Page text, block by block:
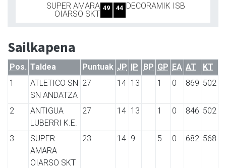
SUPER AMARA
OIARSO SKT
49 44 DECORAMIK ISB
Sailkapena
Pos. Taldea Puntuak JP IP BP GP EA AT
KT
1
ATLETICO SN
SN ANDATZA
27 14 13 1 0 869 502
2
ANTIGUA
LUBERRI K.E.
27 14 13 1 0 846 502
3
SUPER
AMARA
OIARSO SKT
23 14 9 5 0 682 568